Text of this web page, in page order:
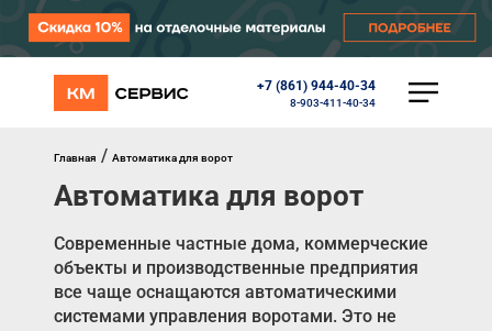
+7 (861) 944-40-34
8-903-411-40-34
КАТАЛОГ
Перегрузочное оборудование
Шлагбаумы
Противопожарные ворота
Противопожарные шторы
Внешняя солнцезащита
Главная / Автоматика для ворот
Автоматика для ворот
Современные частные дома, коммерческие
объекты и производственные предприятия
все чаще оснащаются автоматическими
системами управления воротами. Это не